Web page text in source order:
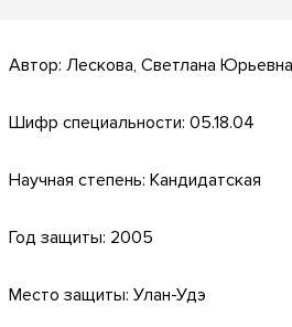
Автор: Лескова, Светлана Юрьевна
Шифр специальности: 05.18.04
Научная степень: Кандидатская
Год защиты: 2005
Место защиты: Улан-Удэ